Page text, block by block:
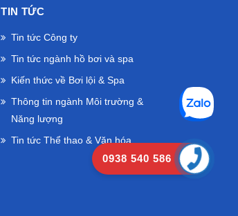
TIN TỨC
Tin tức Công ty
Tin tức ngành hồ bơi và spa
Kiến thức về Bơi lội & Spa
Thông tin ngành Môi trường &
Năng lượng
Tin tức Thể thao & Văn hóa
0938 540 586